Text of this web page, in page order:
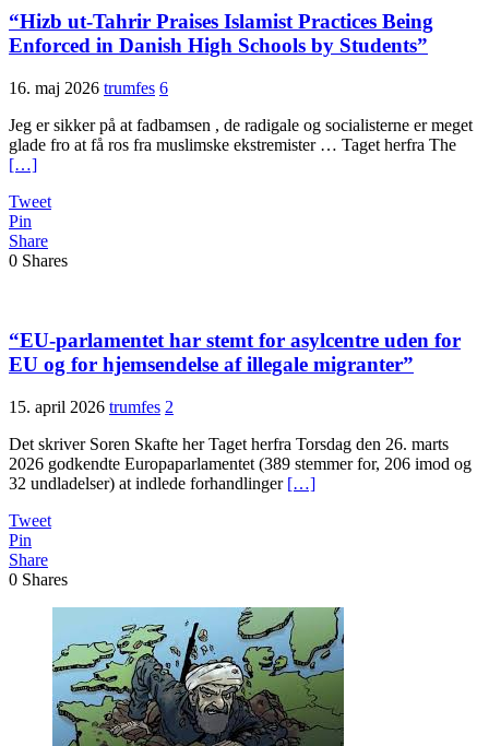
“Hizb ut-Tahrir Praises Islamist Practices Being
Enforced in Danish High Schools by Students”
16. maj 2026 trumfes 6
Jeg er sikker på at fadbamsen , de radigale og socialisterne er meget
glade fro at få ros fra muslimske ekstremister … Taget herfra The
[…]
Tweet
Pin
Share
0 Shares
“EU-parlamentet har stemt for asylcentre uden for
EU og for hjemsendelse af illegale migranter”
15. april 2026 trumfes 2
Det skriver Soren Skafte her Taget herfra Torsdag den 26. marts
2026 godkendte Europaparlamentet (389 stemmer for, 206 imod og
32 undladelser) at indlede forhandlinger […]
Tweet
Pin
Share
0 Shares